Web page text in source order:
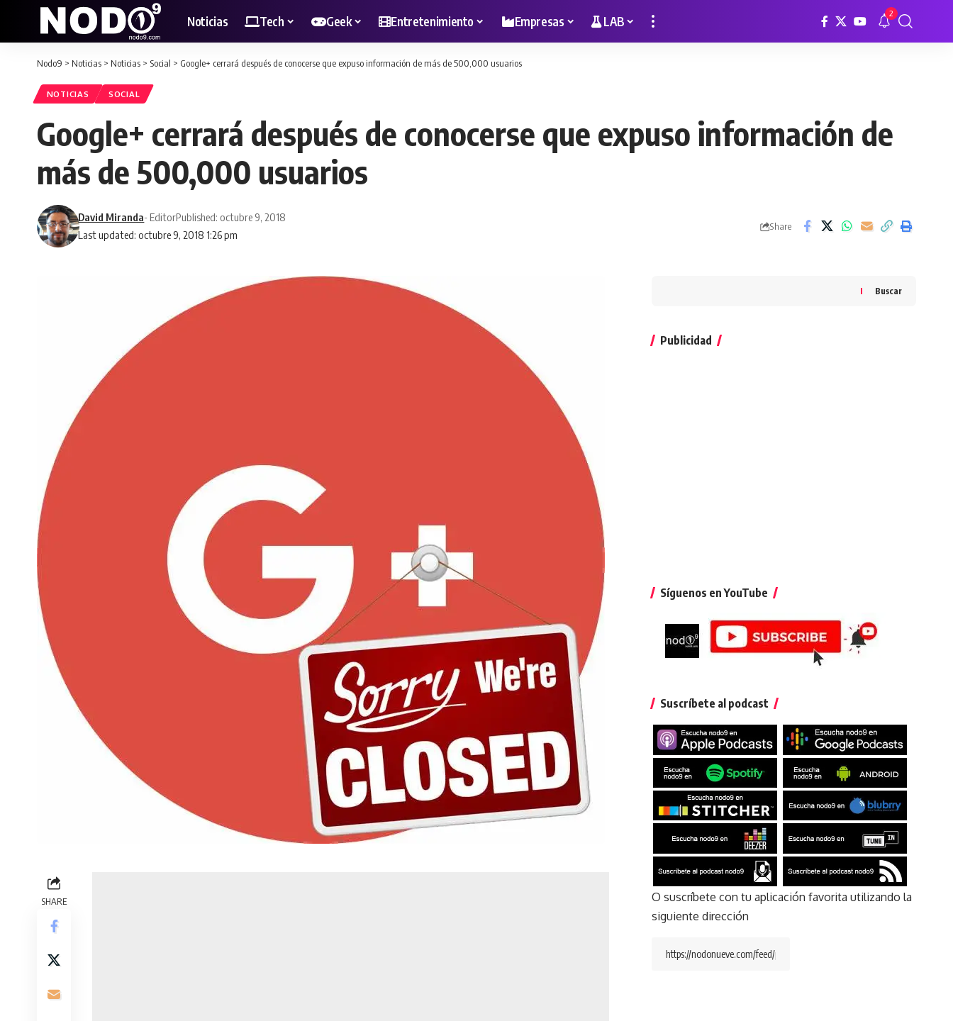
Noticias Tech Geek Entretenimiento Empresas LAB 2
Nodo9 > Noticias > Noticias > Social > Google+ cerrará después de conocerse que expuso información de más de 500,000 usuarios
NOTICIAS SOCIAL
Google+ cerrará después de conocerse que expuso información de
más de 500,000 usuarios
Last updated: octubre 9, 2018 1:26 pm
David Miranda- EditorPublished: octubre 9, 2018
Share
SHARE
Buscar
Publicidad
Síguenos en YouTube
Suscríbete al podcast
O suscríbete con tu aplicación favorita utilizando la
siguiente dirección